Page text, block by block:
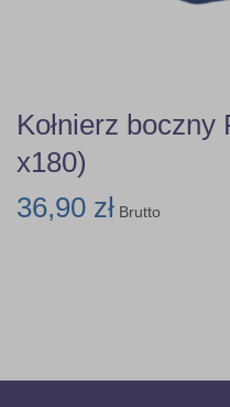
Kołnierz boczny
x180)
36,90 zł Brutto